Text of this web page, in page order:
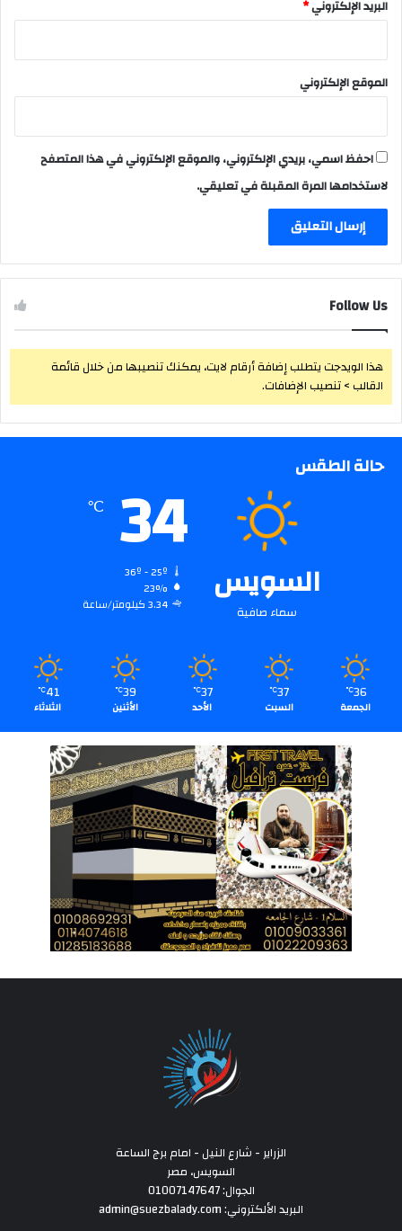
البريد الإلكتروني*
الموقع الإلكتروني
احفظ اسمي، بريدي الإلكتروني، والموقع الإلكتروني في هذا المتصفح
لاستخدامها المرة المقبلة في تعليقي.
Follow Us
هذا الويدجت يتطلب إضافة أرقام لايت، يمكنك تنصيبها من خلال قائمة
القالب > تنصيب الإضافات.
حالة الطقس
السويس
سماء صافية
34
℃
23%
3.34 كيلومتر/ساعة
36
℃
الجمعة
37
℃
السبت
37
℃
الأحد
39
℃
الأثنين
41
℃
الثلاثاء
الزراير - شارع النيل - امام برج الساعة
السويس، مصر
الجوال: 01007147647
البريد الألكتروني: admin@suezbalady.com